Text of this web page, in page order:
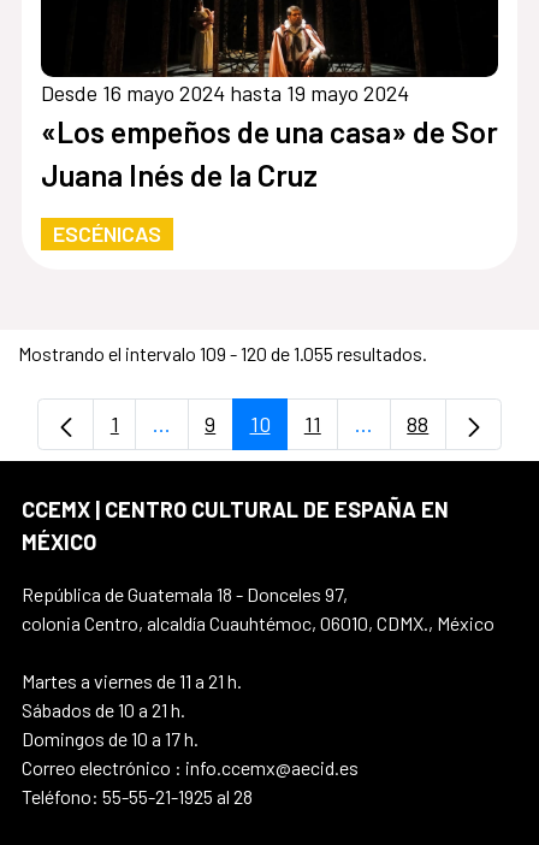
Desde 16 mayo 2024 hasta 19 mayo 2024
«Los empeños de una casa» de Sor
Juana Inés de la Cruz
ESCÉNICAS
Mostrando el intervalo 109 - 120 de 1.055 resultados.
Página
1 ...Páginas intermedias Use TAB para
Página
9 Página
10 Página
11 ...PáginasPágina
88
CCEMX | CENTRO CULTURAL DE ESPAÑA EN
MÉXICO
República de Guatemala 18 - Donceles 97,
colonia Centro, alcaldía Cuauhtémoc, 06010, CDMX., México
Martes a viernes de 11 a 21 h.
Sábados de 10 a 21 h.
Domingos de 10 a 17 h.
Correo electrónico : info.ccemx@aecid.es
Teléfono: 55-55-21-1925 al 28